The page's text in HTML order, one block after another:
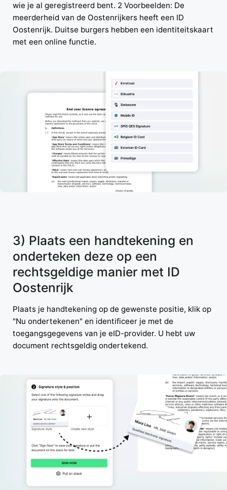
wie je al geregistreerd bent. 2 Voorbeelden: De
meerderheid van de Oostenrijkers heeft een ID
Oostenrijk. Duitse burgers hebben een identiteitskaart
met een online functie.
3) Plaats een handtekening en
onderteken deze op een
rechtsgeldige manier met ID
Oostenrijk
Plaats je handtekening op de gewenste positie, klik op
"Nu ondertekenen" en identificeer je met de
toegangsgegevens van je eID-provider. U hebt uw
document rechtsgeldig ondertekend.